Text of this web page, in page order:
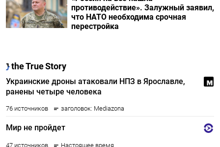
противодействие». Залужный заявил,
что НАТО необходима срочная
перестройка